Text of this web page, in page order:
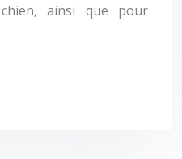
ainsi que pour